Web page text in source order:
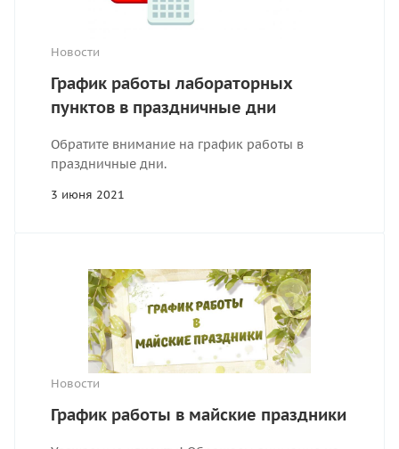
Новости
График работы лабораторных
пунктов в праздничные дни
Обратите внимание на график работы в
праздничные дни.
3 июня 2021
Новости
График работы в майские праздники